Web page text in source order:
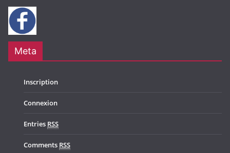
Meta
Inscription
Connexion
Entries RSS
Comments RSS